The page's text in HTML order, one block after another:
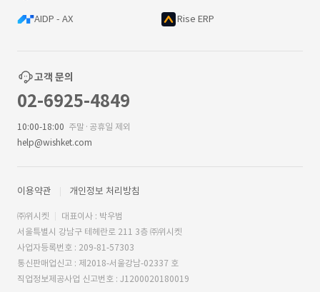
AIDP - AX Rise ERP
고객 문의
02-6925-4849
10:00-18:00 주말·공휴일 제외
help@wishket.com
이용약관 개인정보 처리방침
㈜위시켓
대표이사 : 박우범
서울특별시 강남구 테헤란로 211 3층 ㈜위시켓
사업자등록번호 : 209-81-57303
통신판매업신고 : 제2018-서울강남-02337 호
직업정보제공사업 신고번호 : J1200020180019